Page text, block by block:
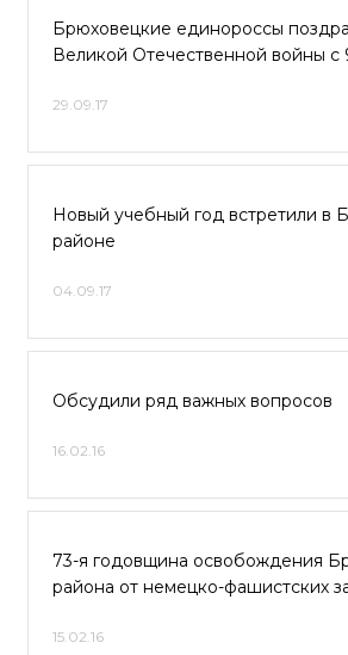
Брюховецкие единороссы
Великой Отечественной войны с
29.09.17
Новый учебный год встретили в
районе
04.09.17
Обсудили ряд важных вопросов
16.02.16
73-я годовщина освобождения
района от немецко-фашистских
15.02.16